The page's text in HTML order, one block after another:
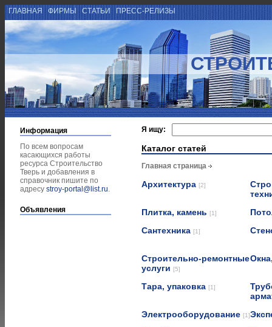
ГЛАВНАЯ ФИРМЫ СТАТЬИ ПРЕСС-РЕЛИЗЫ
Информация
По всем вопросам
касающихся работы
ресурса Строительство
Тверь и добавления в
справочник пишите по
адресу stroy-portal@list.ru.
Объявления
Я ищу:
Каталог статей
Главная страница
Архитектура [2]
Плитка, камень [1]
Сантехника [1]
Строительно-ремонтные
услуги [5]
Тара, упаковка [1]
Электрооборудование [1]